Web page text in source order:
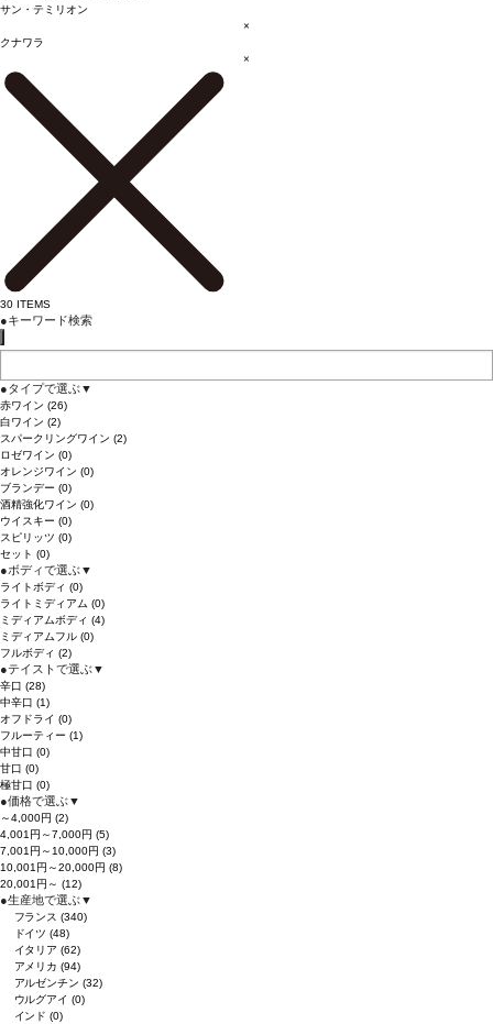
サン・テミリオン
×
クナワラ
×
30ITEMS
●キーワード検索
●タイプで選ぶ▼
赤ワイン (26)
白ワイン (2)
スパークリングワイン (2)
ロゼワイン (0)
オレンジワイン (0)
ブランデー (0)
酒精強化ワイン (0)
ウイスキー (0)
スピリッツ (0)
セット (0)
●ボディで選ぶ▼
ライトボディ (0)
ライトミディアム (0)
ミディアムボディ (4)
ミディアムフル (0)
フルボディ (2)
●テイストで選ぶ▼
辛口 (28)
中辛口 (1)
オフドライ (0)
フルーティー (1)
中甘口 (0)
甘口 (0)
極甘口 (0)
●価格で選ぶ▼
～4,000円 (2)
4,001円～7,000円 (5)
7,001円～10,000円 (3)
10,001円～20,000円 (8)
20,001円～ (12)
●生産地で選ぶ▼
フランス(340)
ドイツ(48)
イタリア(62)
アメリカ(94)
アルゼンチン(32)
ウルグアイ(0)
インド(0)